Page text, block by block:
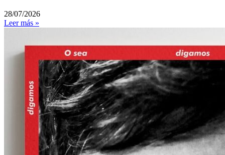
28/07/2026
Leer más »